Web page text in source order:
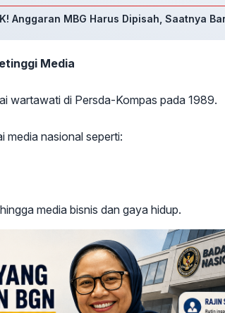
Anggaran MBG Harus Dipisah, Saatnya
Media
wartawati di Persda-Kompas pada 1989.
media nasional seperti:
media bisnis dan gaya hidup.